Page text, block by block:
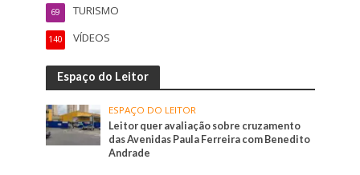
TURISMO
69
VÍDEOS
140
Espaço do Leitor
ESPAÇO DO LEITOR
Leitor quer avaliação sobre cruzamento
das Avenidas Paula Ferreira com Benedito
Andrade